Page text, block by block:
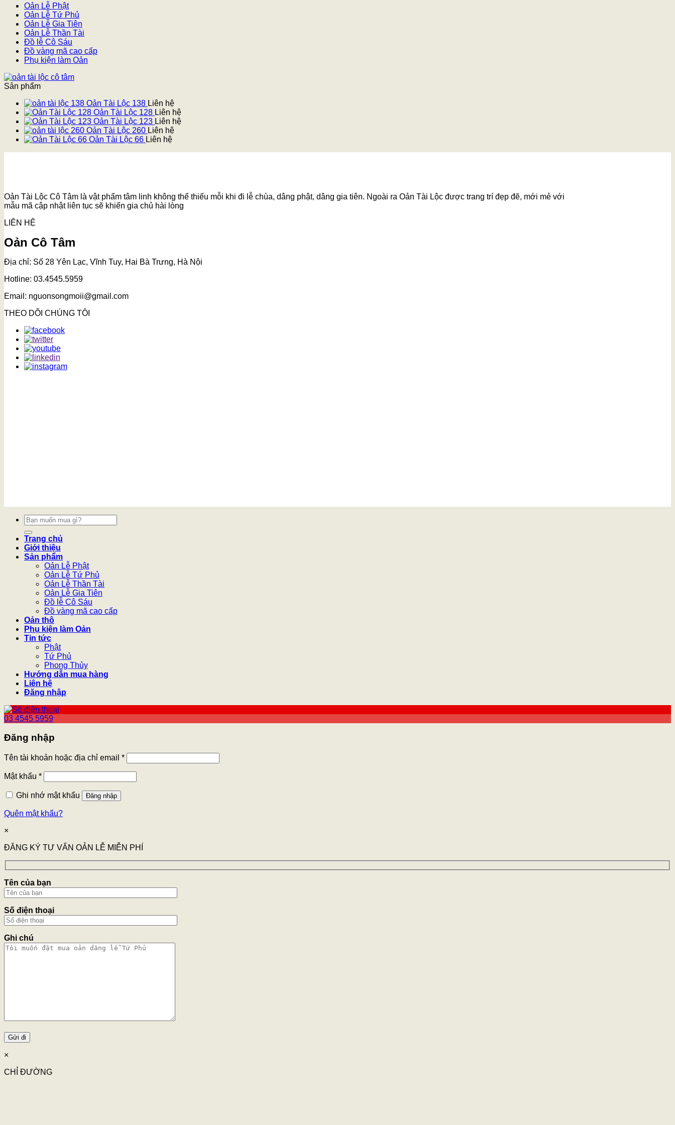
Oản Lễ Phật
Oản Lễ Tứ Phủ
Oản Lễ Gia Tiên
Oản Lễ Thần Tài
Đồ lễ Cô Sáu
Đồ vàng mã cao cấp
Phụ kiện làm Oản
Sản phẩm
Oản Tài Lộc 138 Liên hệ
Oản Tài Lộc 128 Liên hệ
Oản Tài Lộc 123 Liên hệ
Oản Tài Lộc 260 Liên hệ
Oản Tài Lộc 66 Liên hệ
Oản Tài Lộc Cô Tâm là vật phẩm tâm linh không thể thiếu mỗi khi đi lễ chùa, dâng phật, dâng gia tiên. Ngoài ra Oản Tài Lộc được trang trí đẹp đẽ, mới mẻ với
mẫu mã cập nhật liên tục sẽ khiến gia chủ hài lòng
LIÊN HỆ
Oản Cô Tâm
Địa chỉ: Số 28 Yên Lạc, Vĩnh Tuy, Hai Bà Trưng, Hà Nội
Hotline: 03.4545.5959
Email: nguonsongmoii@gmail.com
THEO DÕI CHÚNG TÔI
Tìm
kiếm:
Trang chủ
Giới thiệu
Sản phẩm
Oản Lễ Phật
Oản Lễ Tứ Phủ
Oản Lễ Thần Tài
Oản Lễ Gia Tiên
Đồ lễ Cô Sáu
Đồ vàng mã cao cấp
Oản thô
Phụ kiện làm Oản
Tin tức
Phật
Tứ Phủ
Phong Thủy
Hướng dẫn mua hàng
Liên hệ
Đăng nhập
03 4545 5959
Đăng nhập
Tên tài khoản hoặc địa chỉ email *
Mật khẩu *
Ghi nhớ mật khẩu Đăng nhập
Quên mật khẩu?
×
ĐĂNG KÝ TƯ VẤN OẢN LỄ MIỄN PHÍ
Tên của bạn
Số điện thoại
Ghi chú
×
CHỈ ĐƯỜNG